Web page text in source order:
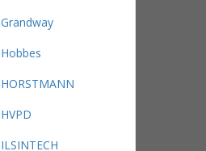
Grandway
Hobbes
HORSTMANN
HVPD
ILSINTECH